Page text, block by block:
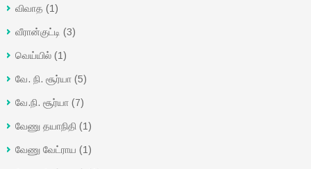
விவாத (1)
வீரான்குட்டி (3)
வெய்யில் (1)
வே. நி. சூர்யா (5)
வே.நி. சூர்யா (7)
வேணு தயாநிதி (1)
வேணு வேட்ராய (1)